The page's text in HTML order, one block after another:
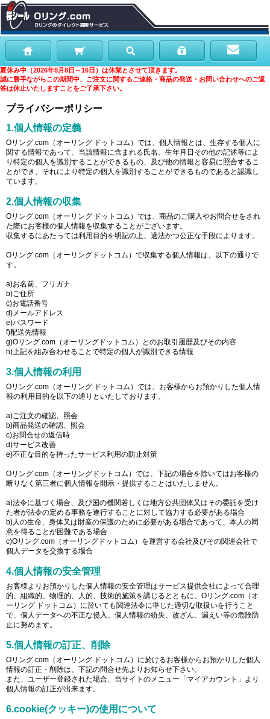
夏休み中（2026年8月8日～16日）は休業とさせて頂きます。
誠に勝手ながらこの期間中、ご注文に関するご連絡・商品の発送・お問い合わせへのご返
答は休止いたしますことをご了承下さい。
プライバシーポリシー
1.個人情報の定義
Oリング.com（オーリング ドットコム）では、個人情報とは、生存する個人に
関する情報であって、当該情報に含まれる氏名、生年月日その他の記述等によ
り特定の個人を識別することができるもの、及び他の情報と容易に照合するこ
とができ、それにより特定の個人を識別することができるものであると認識し
ています。
2.個人情報の収集
Oリング.com（オーリング ドットコム）では、商品のご購入やお問合せをされ
た際にお客様の個人情報を収集することがございます。
収集するにあたっては利用目的を明記の上、適法かつ公正な手段によります。
Oリング.com（オーリングドットコム）で収集する個人情報は、以下の通りで
す。
a)お名前、フリガナ
b)ご住所
c)お電話番号
d)メールアドレス
e)パスワード
f)配送先情報
g)Oリング.com（オーリングドットコム）とのお取引履歴及びその内容
h)上記を組み合わせることで特定の個人が識別できる情報
3.個人情報の利用
Oリング.com（オーリング ドットコム）では、お客様からお預かりした個人情
報の利用目的を以下の通りといたしております。
a)ご注文の確認、照会
b)商品発送の確認、照会
c)お問合せの返信時
d)サービス改善
e)不正な目的を持ったサービス利用の防止対策
Oリング.com（オーリングドットコム）では、下記の場合を除いてはお客様の
断りなく第三者に個人情報を開示・提供することはいたしません。
a)法令に基づく場合、及び国の機関若しくは地方公共団体又はその委託を受け
た者が法令の定める事務を遂行することに対して協力する必要がある場合
b)人の生命、身体又は財産の保護のために必要がある場合であって、本人の同
意を得ることが困難である場合
c)Oリング.com（オーリングドットコム）を運営する会社及びその関連会社で
個人データを交換する場合
4.個人情報の安全管理
お客様よりお預かりした個人情報の安全管理はサービス提供会社によって合理
的、組織的、物理的、人的、技術的施策を講じるとともに、Oリング.com（オ
ーリング ドットコム）に於いても関連法令に準じた適切な取扱いを行うこと
で、個人データへの不正な侵入、個人情報の紛失、改ざん、漏えい等の危険防
止に努めます。
5.個人情報の訂正、削除
Oリング.com（オーリング ドットコム）に於けるお客様からお預かりした個人
情報の訂正・削除は、下記の問合せ先よりお知らせ下さい。
また、ユーザー登録された場合、当サイトのメニュー「マイアカウント」より
個人情報の訂正が出来ます。
6.cookie(クッキー)の使用について